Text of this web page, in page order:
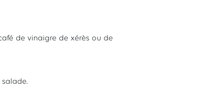
de vinaigre de xérès ou de